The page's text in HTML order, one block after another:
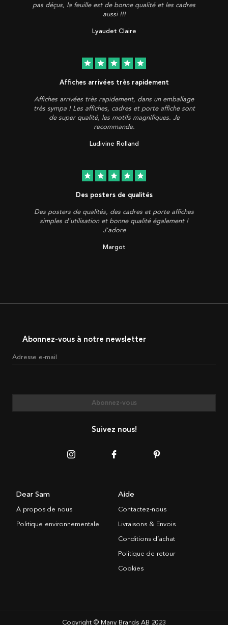
pas déçus, la feuille est de bonne qualité et les cadres
aussi !!!
Lyaudet Claire
star star star star star
Affiches arrivées très rapidement
Affiches arrivées très rapidement, dans un emballage
très sympa ! Les affiches, cadres et porte affiche sont
de super qualité, les motifs magnifiques. Je
recommande.
Ludivine Rolland
star star star star star
Des posters de qualités
Des posters de qualités, des cadres et porte affiches
simples d'utilisation et bonne qualité également !
J'adore
Margot
Abonnez-vous à notre newsletter
Adresse e-mail
Abonnez-vous
Suivez nous!
Dear Sam
À propos de nous
Politique environnementale
Aide
Contactez-nous
Livraisons & Envois
Conditions d’achat
Politique de retour
Cookies
Copyright © Many Brands AB 2023